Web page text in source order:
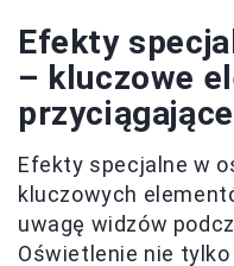
Efekty
– kluczowe
Efekty specjalne w
kluczowych
uwagę widzów
Oświetlenie nie